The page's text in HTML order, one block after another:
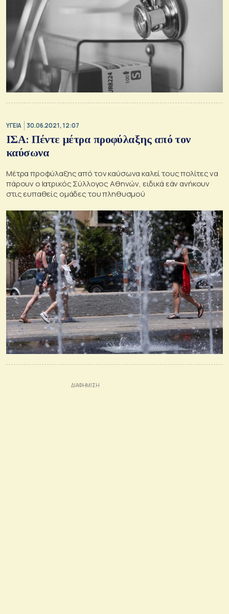
ΥΓΕΙΑ 30.06.2021, 12:07
ΙΣΑ: Πέντε μέτρα προφύλαξης από τον
καύσωνα
Μέτρα προφύλαξης από τον καύσωνα καλεί τους πολίτες να
πάρουν ο Ιατρικός Σύλλογος Αθηνών, ειδικά εάν ανήκουν
στις ευπαθείς ομάδες του πληθυσμού